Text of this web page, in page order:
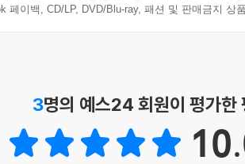
교육과정에 포함된 수학 개념들을 꽉 잡아
세 편에서는 중세 유럽을 중심으로 수학
학이 발전했고, 상공업이 부흥한 르네상
페이백, CD/LP, DVD/Blu-ray, 패션 및 판매금지 상
3명의 예스24 회원이 평가한